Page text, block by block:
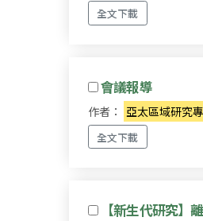
全文下載
會議報導
作者： 亞太區域研究
全文下載
【新生代研究】